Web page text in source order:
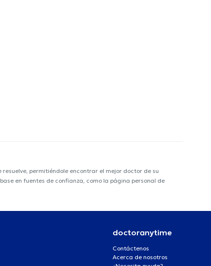
permitiéndole encontrar el mejor doctor de su
en fuentes de confianza, como la página personal de
doctoranytime
Contáctenos
Acerca de nosotros